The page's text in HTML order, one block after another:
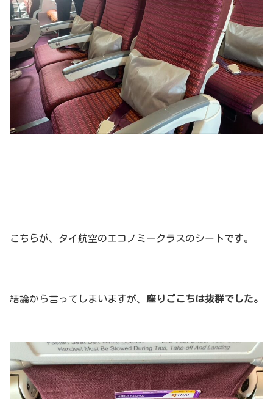
こちらが、タイ航空のエコノミークラスのシートです。
結論から言ってしまいますが、 座りごこちは抜群でした。